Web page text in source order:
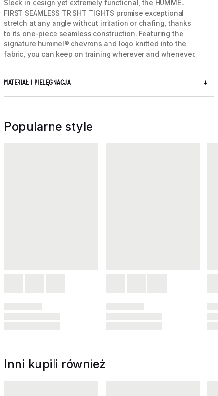
Sleek in design yet extremely functional, the HUMMEL
FIRST SEAMLESS TR SHT TIGHTS promise exceptional
stretch at any angle without irritation or chafing, thanks
to its one-piece seamless construction. Featuring the
signature hummel® chevrons and logo knitted into the
fabric, you can keep on training wherever and whenever.
MATERIAŁ I PIELĘGNACJA
Popularne style
Inni kupili również